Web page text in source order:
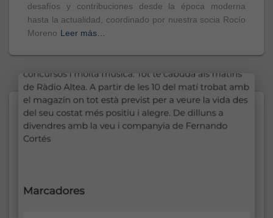
desafíos y contribuciones desde la época moderna
hasta la actualidad, coordinado por nuestra socia Rocío
Moreno Leer más…